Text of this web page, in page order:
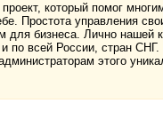
проект, который помог
Простота управления
бизнеса. Лично нашей
по всей России, стран СНГ.
этого